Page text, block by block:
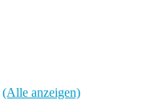
(Alle anzeigen)